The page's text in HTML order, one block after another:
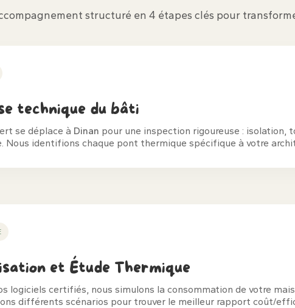
structuré en 4 étapes clés pour
technique du bâti
se déplace à Dinan pour une inspection rigoureuse : isolation,
Nous identifions chaque pont thermique spécifique à votre
et Étude Thermique
logiciels certifiés, nous simulons la consommation de votre
différents scénarios pour trouver le meilleur rapport coût/